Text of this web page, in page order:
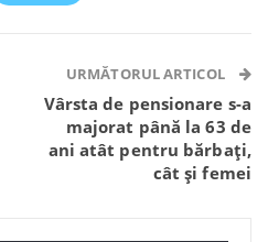
Viber
URMĂTORUL ARTICOL
Vârsta de pensionare s-a
majorat până la 63 de
ani atât pentru bărbați,
cât și femei